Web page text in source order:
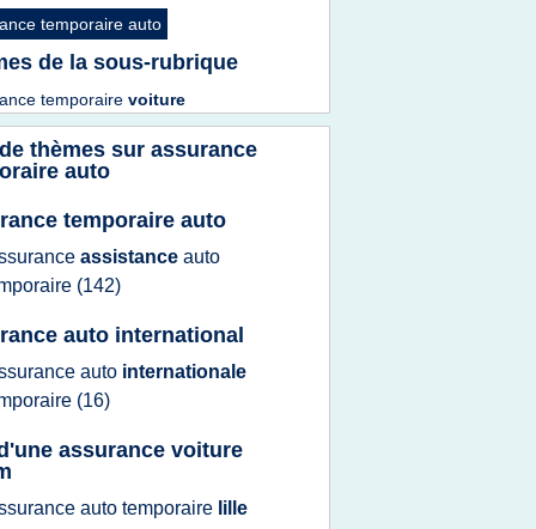
temporaire auto
de la sous-rubrique
temporaire voiture
thèmes sur assurance
auto
temporaire auto
assistance auto
(142)
auto international
auto internationale
(16)
assurance voiture
auto temporaire lille